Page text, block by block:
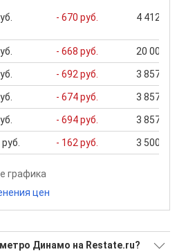
- 670 руб. 4 412 ...
- 668 руб. 20 000
- 692 руб. 3 857 ...
- 674 руб. 3 857 ...
- 694 руб. 3 857 ...
- 162 руб. 3 500 ...
графика
цен
Динамо на Restate.ru?